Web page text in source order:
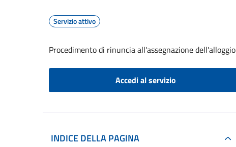
Servizio attivo
Procedimento di rinuncia all'assegnazione dell'alloggio
Accedi al servizio
INDICE DELLA PAGINA